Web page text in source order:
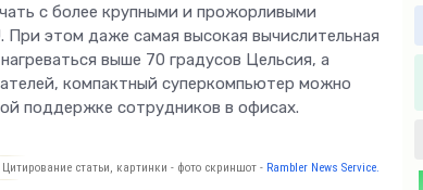
с более крупными и прожорливыми
этом даже самая высокая вычислительная
выше 70 градусов Цельсия, а
компактный суперкомпьютер можно
поддержке сотрудников в офисах.
Цитирование статьи, картинки - фото скриншот - Rambler News Service.